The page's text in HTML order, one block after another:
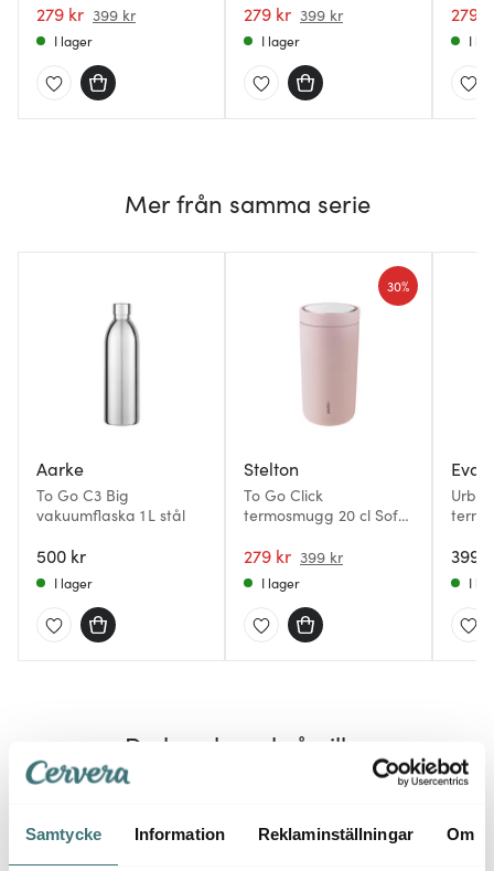
Samtycke Information Reklaminställningar Om
279 kr 399 kr
I lager
279 kr 399 kr
I lager
279
I
Mer från samma serie
Aarke
To Go C3 Big
vakuumflaska 1 L stål
500 kr
I lager
Stelton
To Go Click
termosmugg 20 cl Soft
279 kr 399 kr
30%
I lager
Eva
399
I
Du kanske också gillar
25% 40%